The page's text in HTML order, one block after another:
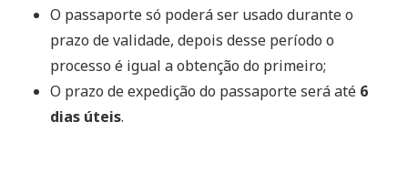
O passaporte só poderá ser usado durante o
prazo de validade, depois desse período o
processo é igual a obtenção do primeiro;
O prazo de expedição do passaporte será até 6
dias úteis.